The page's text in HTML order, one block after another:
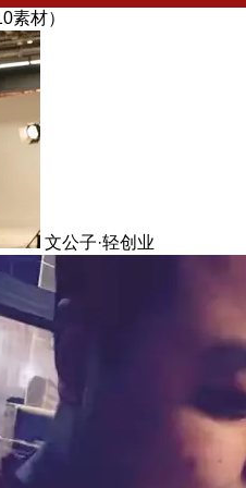
素材）
文公子·轻创业